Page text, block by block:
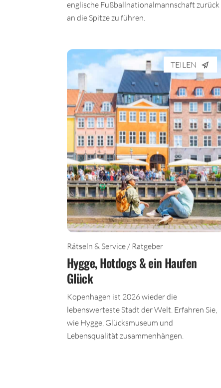
englische Fußballnationalmannschaft zurück
an die Spitze zu führen.
TEILEN
Rätseln & Service / Ratgeber
Hygge, Hotdogs & ein Haufen
Glück
Kopenhagen ist 2026 wieder die
lebenswerteste Stadt der Welt. Erfahren Sie,
wie Hygge, Glücksmuseum und
Lebensqualität zusammenhängen.